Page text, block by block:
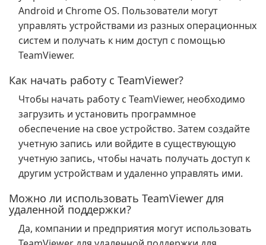
Android и Chrome OS. Пользователи могут
управлять устройствами из разных операционных
систем и получать к ним доступ с помощью
TeamViewer.
Как начать работу с TeamViewer?
Чтобы начать работу с TeamViewer, необходимо
загрузить и установить программное
обеспечение на свое устройство. Затем создайте
учетную запись или войдите в существующую
учетную запись, чтобы начать получать доступ к
другим устройствам и удаленно управлять ими.
Можно ли использовать TeamViewer для
удаленной поддержки?
Да, компании и предприятия могут использовать